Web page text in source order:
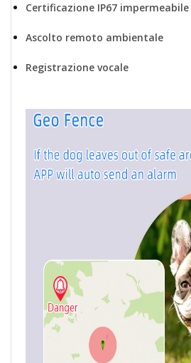
Certificazione IP67 impermeabile
Ascolto remoto ambientale
Registrazione vocale